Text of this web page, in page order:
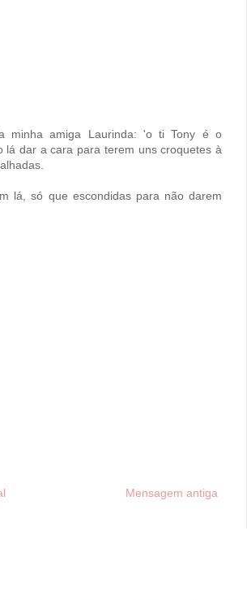
minha amiga Laurinda: 'o ti Tony é o
dar a cara para terem uns croquetes à
lá, só que escondidas para não darem
Mensagem antiga